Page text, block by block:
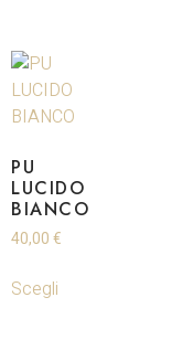
PU
LUCIDO
BIANCO
40,00 €
Scegli